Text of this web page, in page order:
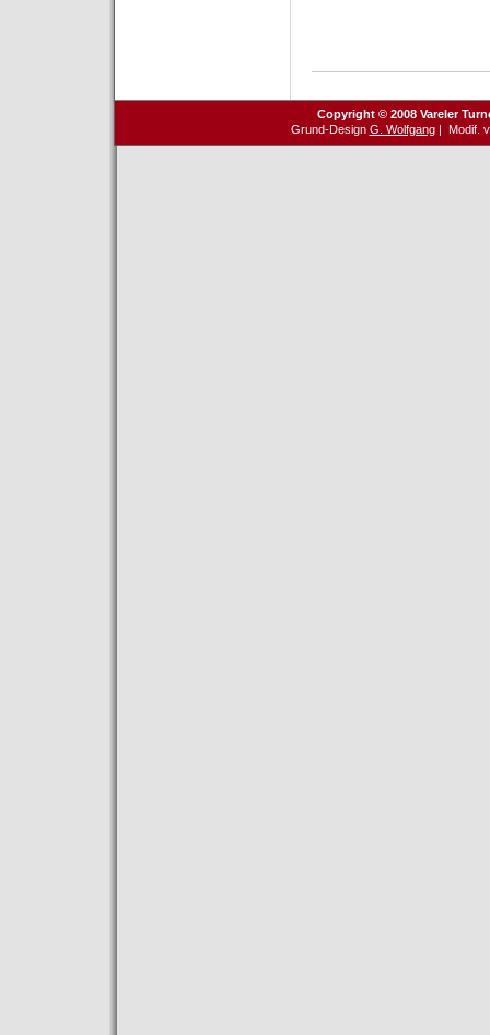
Copyright © 2008 Vareler
Grund-Design G. Wolfgang| Modif.